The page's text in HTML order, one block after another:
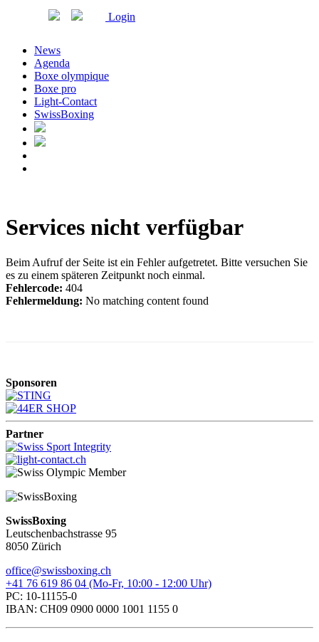
Login
News
Agenda
Boxe olympique
Boxe pro
Light-Contact
SwissBoxing
Services nicht verfügbar
Beim Aufruf der Seite ist ein Fehler aufgetretet. Bitte versuchen Sie
es zu einem späteren Zeitpunkt noch einmal.
Fehlercode: 404
Fehlermeldung: No matching content found
Sponsoren
Partner
SwissBoxing
Leutschenbachstrasse 95
8050 Zürich
office@swissboxing.ch
+41 76 619 86 04 (Mo-Fr, 10:00 - 12:00 Uhr)
PC: 10-11155-0
IBAN: CH09 0900 0000 1001 1155 0